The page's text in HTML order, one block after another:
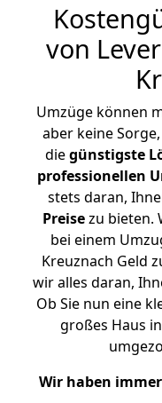
von
Umzüge können
aber keine
diegünstigste
professionellen
stets daran,
Preisezu bieten.
bei einem
Kreuznach Geld
wir alles daran,
Ob Sie nun eine
großes Haus
Wir haben